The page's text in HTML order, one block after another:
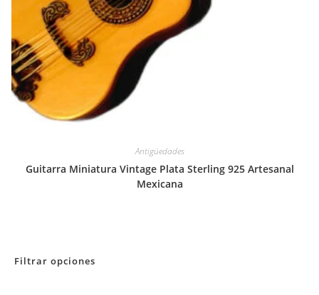
Antigüedades
Guitarra Miniatura Vintage Plata Sterling 925 Artesanal
Mexicana
Filtrar opciones